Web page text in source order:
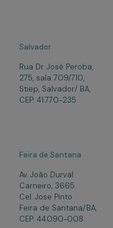
Salvador
Rua Dr. José Peroba,
275, sala 709/710,
Stiep, Salvador/ BA,
CEP: 41.770-235
Feira de Santana
Av. João Durval
Carneiro, 3665
Cel. Jose Pinto
Feira de Santana/BA,
CEP: 44.090-008